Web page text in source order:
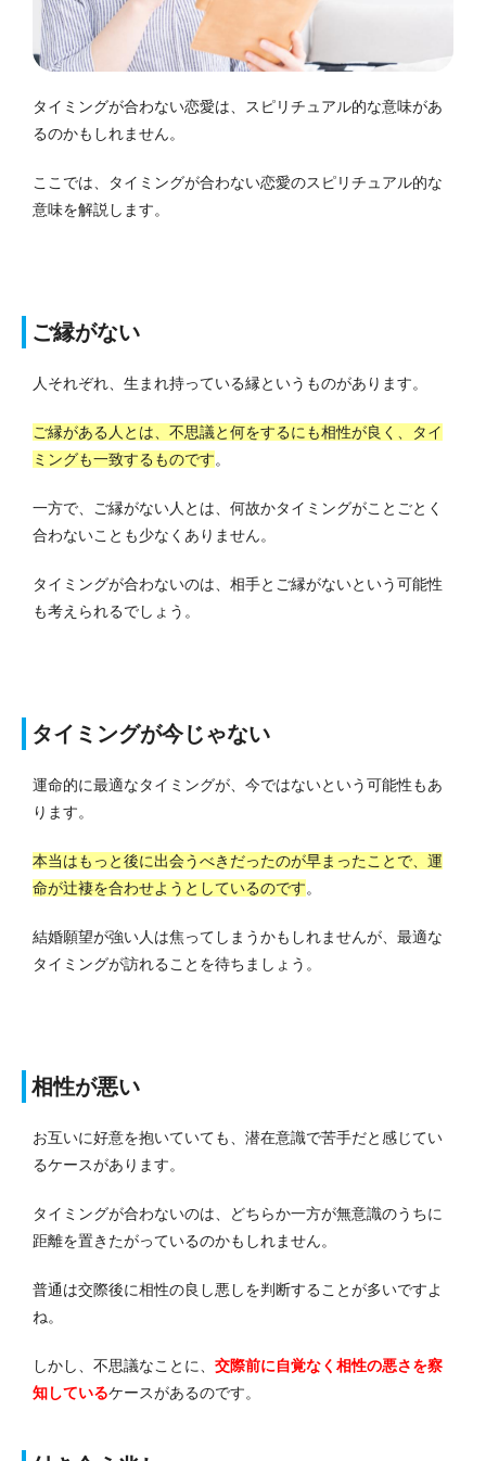
タイミングが合わない恋愛は、スピリチュアル的な意味があ
るのかもしれません。
ここでは、タイミングが合わない恋愛のスピリチュアル的な
意味を解説します。
ご縁がない
人それぞれ、生まれ持っている縁というものがあります。
ご縁がある人とは、不思議と何をするにも相性が良く、タイ
ミングも一致するものです。
一方で、ご縁がない人とは、何故かタイミングがことごとく
合わないことも少なくありません。
タイミングが合わないのは、相手とご縁がないという可能性
も考えられるでしょう。
タイミングが今じゃない
運命的に最適なタイミングが、今ではないという可能性もあ
ります。
本当はもっと後に出会うべきだったのが早まったことで、運
命が辻褄を合わせようとしているのです。
結婚願望が強い人は焦ってしまうかもしれませんが、最適な
タイミングが訪れることを待ちましょう。
相性が悪い
お互いに好意を抱いていても、潜在意識で苦手だと感じてい
るケースがあります。
タイミングが合わないのは、どちらか一方が無意識のうちに
距離を置きたがっているのかもしれません。
普通は交際後に相性の良し悪しを判断することが多いですよ
ね。
しかし、不思議なことに、 交際前に自覚なく相性の悪さを察
知しているケースがあるのです。